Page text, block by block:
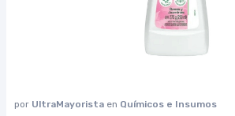
por UltraMayorista en Químicos e Insumos